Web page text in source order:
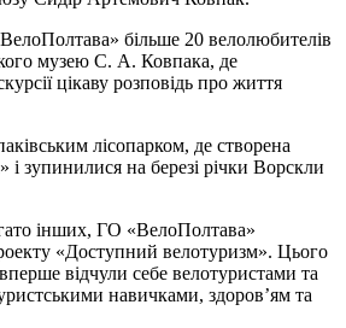
більше 20 велолюбителів
музею С. А. Ковпака, де
цікаву розповідь про життя
лісопарком, де створена
і зупинилися на березі річки Ворскли
інших, ГО «ВелоПолтава»
«Доступний велотуризм». Цього
відчули себе велотуристами та
навичками, здоров’ям та